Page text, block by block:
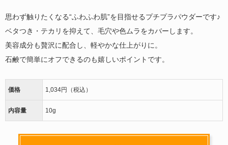
思わず触りたくなる“ふわふわ肌”を目指せるプチプラパウダーです♪
ベタつき・テカリを抑えて、毛穴や色ムラをカバーします。
美容成分も贅沢に配合し、軽やかな仕上がりに。
石鹸で簡単にオフできるのも嬉しいポイントです。
価格 1,034円（税込）
内容量 10g